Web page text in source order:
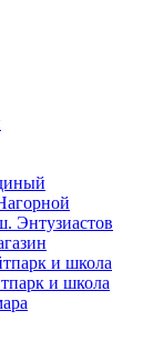
Энтузиастов
и школа
и школа